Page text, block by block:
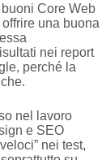
Core Web
una buona
nei report
perché la
nel lavoro
e SEO
nei test,